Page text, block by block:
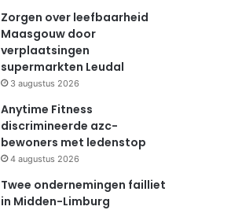
Zorgen over leefbaarheid
Maasgouw door
verplaatsingen
supermarkten Leudal
3 augustus 2026
Anytime Fitness
discrimineerde azc-
bewoners met ledenstop
4 augustus 2026
Twee ondernemingen failliet
in Midden-Limburg